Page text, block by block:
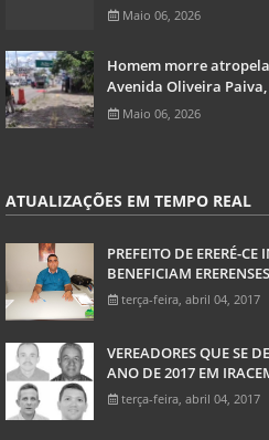
Maio 06, 2026
Homem morre
Avenida Oliveira
Maio 06, 2026
ATUALIZAÇÕES EM TEMPO REAL
PREFEITO DE ERERÉ-
BENEFICIAM ERERENSES
terça-feira, abril 04, 2017
VEREADORES QUE SE
ANO DE 2017 EM
terça-feira, abril 04, 2017